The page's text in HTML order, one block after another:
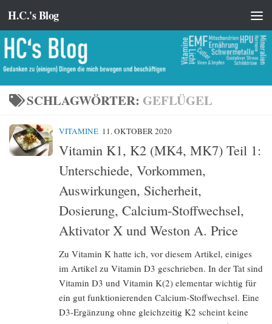
Zum Inhalt springen
H.C.'s Blog
SCHLAGWÖRTER: GEFLÜGEL
VITAMINE 11. OKTOBER 2020
Vitamin K1, K2 (MK4, MK7) Teil 1:
Unterschiede, Vorkommen,
Auswirkungen, Sicherheit,
Dosierung, Calcium-Stoffwechsel,
Aktivator X und Weston A. Price
Zu Vitamin K hatte ich, vor diesem Artikel, einiges
im Artikel zu Vitamin D3 geschrieben. In der Tat sind
Vitamin D3 und Vitamin K(2) elementar wichtig für
ein gut funktionierenden Calcium-Stoffwechsel. Eine
D3-Ergänzung ohne gleichzeitig K2 scheint keine